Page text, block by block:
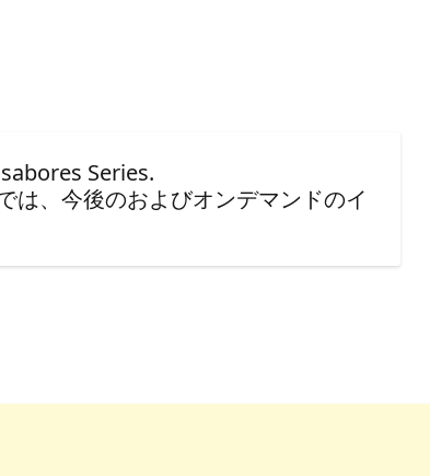
Series.
は、今後のおよびオンデマンドのイ